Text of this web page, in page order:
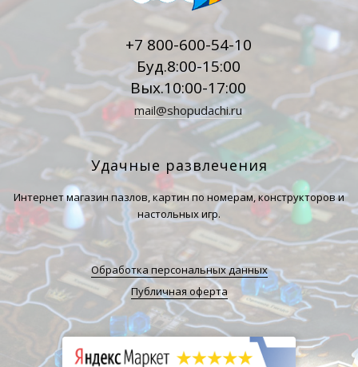
+7 800-600-54-10
Буд.8:00-15:00
Вых.10:00-17:00
mail@shopudachi.ru
Удачные развлечения
Интернет магазин пазлов, картин по номерам, конструкторов и
настольных игр.
Обработка персональных данных
Публичная оферта